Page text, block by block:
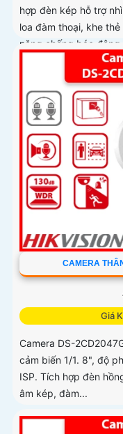
hợp đèn kép hỗ trợ
loa đàm thoại, khe thẻ
năng chống báo
CAMERA
Giá
Camera DS-
cảm biến 1/1. 8", độ
ISP. Tích hợp đèn
âm kép, đàm...